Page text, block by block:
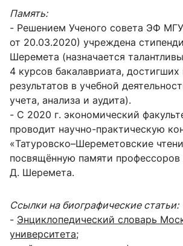
Память:
- Решением Ученого совета ЭФ
от 20.03.2020) учреждена
Шеремета (назначается
4 курсов бакалавриата,
результатов в учебной
учета, анализа и аудита).
- С 2020 г. экономический
проводит научно-практическую
«Татуровско–Шереметовские
посвящённую памяти профессоров
Д. Шеремета.
Ссылки на биографические статьи:
- Энциклопедический словарь
университета;